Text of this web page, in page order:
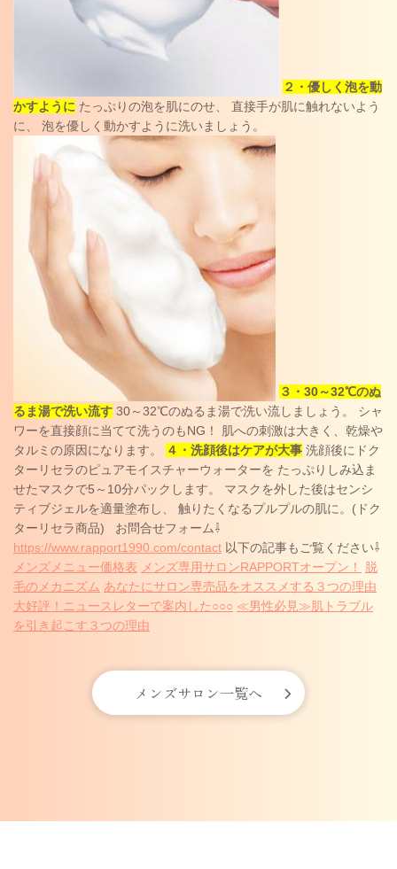
２・優しく泡を動
かすように たっぷりの泡を肌にのせ、 直接手が肌に触れないよう
に、 泡を優しく動かすように洗いましょう。
３・30～32℃のぬ
るま湯で洗い流す 30～32℃のぬるま湯で洗い流しましょう。 シャ
ワーを直接顔に当てて洗うのもNG！ 肌への刺激は大きく、乾燥や
タルミの原因になります。
４・洗顔後はケアが大事 洗顔後にドク
ターリセラのピュアモイスチャーウォーターを たっぷりしみ込ま
せたマスクで5～10分パックします。 マスクを外した後はセンシ
ティブジェルを適量塗布し、 触りたくなるプルプルの肌に。(ドク
ターリセラ商品) お問合せフォーム⇩
https://www.rapport1990.com/contact 以下の記事もご覧ください⇩
メンズメニュー価格表 メンズ専用サロンRAPPORTオープン！
脱
毛のメカニズム あなたにサロン専売品をオススメする３つの理由
大好評！ニュースレターで案内した○○○ ≪男性必見≫肌トラブル
を引き起こす３つの理由
メンズサロン一覧へ